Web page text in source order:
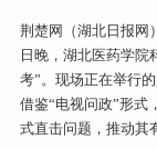
荆楚网（湖北日报网
日晚，湖北医药学院
考”。现场正在举行
借鉴“电视问政”形式
式直击问题，推动其